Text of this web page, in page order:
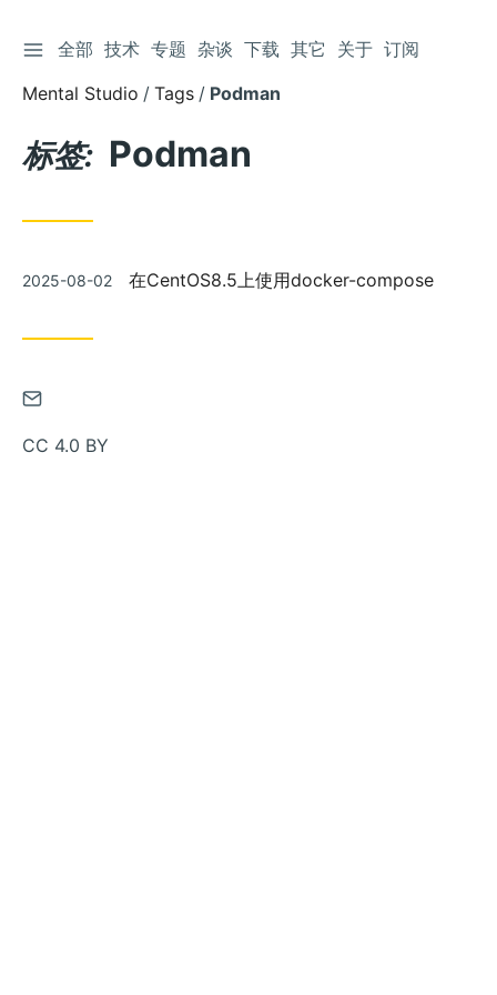
跳
到
章
切换侧边栏
全部 技术 专题 杂谈 下载 其它 关于 订阅
Mental Studio
Tags Podman
标签: Podman
发
2025-08-02 在CentOS8.5上使用docker-compose
通
邮
CC 4.0 BY